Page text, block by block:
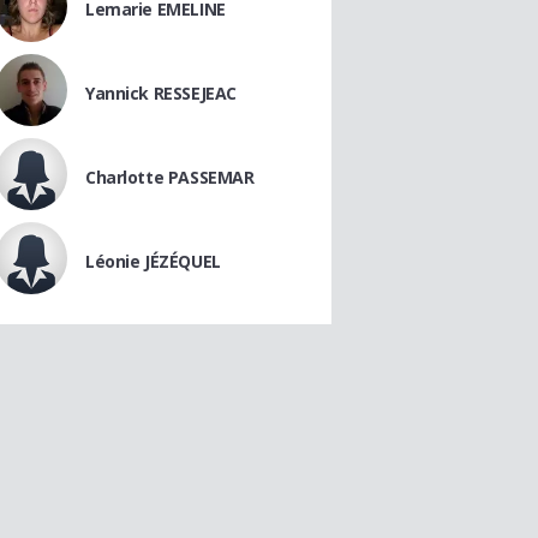
Lemarie EMELINE
Yannick RESSEJEAC
Charlotte PASSEMAR
Léonie JÉZÉQUEL